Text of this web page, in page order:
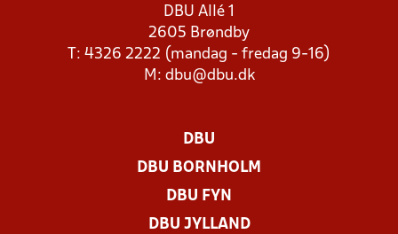
DBU Allé 1
2605 Brøndby
T: 4326 2222 (mandag - fredag 9-16)
M: dbu@dbu.dk
DBU
DBU BORNHOLM
DBU FYN
DBU JYLLAND